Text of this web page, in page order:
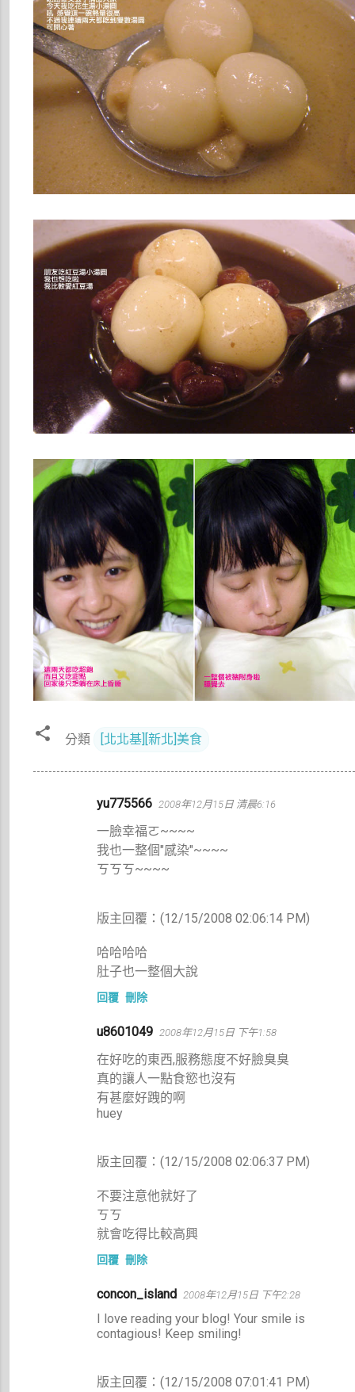
分類 [北北基][新北]美食
yu775566 2008年12月15日 清晨6:16
一臉幸福ㄛ~~~~
我也一整個"感染"~~~~
ㄎㄎㄎ~~~~
版主回覆：(12/15/2008 02:06:14 PM)
哈哈哈哈
肚子也一整個大說
回覆 刪除
u8601049 2008年12月15日 下午1:58
在好吃的東西,服務態度不好臉臭臭
真的讓人一點食慾也沒有
有甚麼好跩的啊
huey
版主回覆：(12/15/2008 02:06:37 PM)
不要注意他就好了
ㄎㄎ
就會吃得比較高興
回覆 刪除
concon_island 2008年12月15日 下午2:28
I love reading your blog! Your smile is
contagious! Keep smiling!
版主回覆：(12/15/2008 07:01:41 PM)